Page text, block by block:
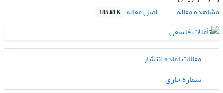
مشاهده مقاله
اصل مقاله 185.68 K
مقالات آماده انتشار
شماره جاری